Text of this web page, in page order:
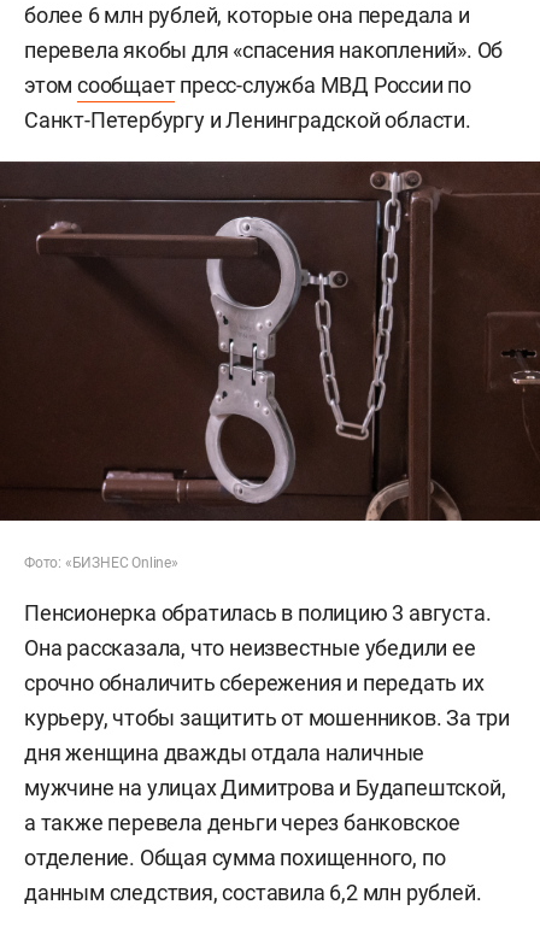
более 6 млн рублей, которые она передала и
перевела якобы для «спасения накоплений». Об
этом сообщаетпресс-служба МВД России по
Санкт-Петербургу и Ленинградской области.
Фото: «БИЗНЕС Online»
Пенсионерка обратилась в полицию 3 августа.
Она рассказала, что неизвестные убедили ее
срочно обналичить сбережения и передать их
курьеру, чтобы защитить от мошенников. За три
дня женщина дважды отдала наличные
мужчине на улицах Димитрова и Будапештской,
а также перевела деньги через банковское
отделение. Общая сумма похищенного, по
данным следствия, составила 6,2 млн рублей.